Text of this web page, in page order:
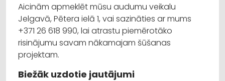
Aicinām apmeklēt mūsu audumu veikalu
Jelgavā, Pētera ielā 1, vai sazināties ar mums
+371 26 618 990, lai atrastu piemērotāko
risinājumu savam nākamajam šūšanas
projektam.
Biežāk uzdotie jautājumi